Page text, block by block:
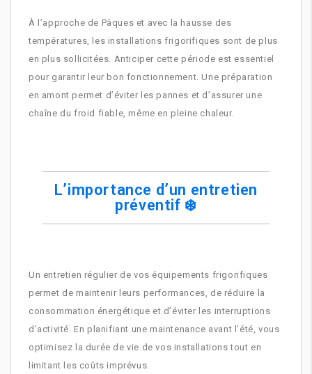
À l’approche de Pâques et avec la hausse des
températures, les installations frigorifiques sont de plus
en plus sollicitées. Anticiper cette période est essentiel
pour garantir leur bon fonctionnement. Une préparation
en amont permet d’éviter les pannes et d’assurer une
chaîne du froid fiable, même en pleine chaleur.
L’importance d’un entretien
préventif ❄️
Un entretien régulier de vos équipements frigorifiques
permet de maintenir leurs performances, de réduire la
consommation énergétique et d’éviter les interruptions
d’activité. En planifiant une maintenance avant l’été, vous
optimisez la durée de vie de vos installations tout en
limitant les coûts imprévus.